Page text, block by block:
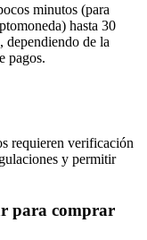
minutos (para
hasta 30
dependiendo de la
pagos.
requieren verificación
y permitir
para comprar